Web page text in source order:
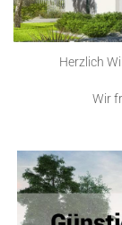
Herzlich
Wir